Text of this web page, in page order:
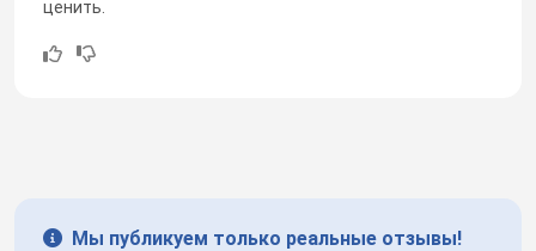
ценить.
Мы публикуем только реальные отзывы!